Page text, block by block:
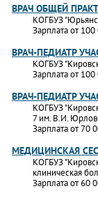
ВРАЧ ОБЩЕЙ
КОГБУЗ
Зарплата от
ВРАЧ-ПЕДИАТР
КОГБУЗ
Зарплата от
ВРАЧ-ПЕДИАТР
КОГБУЗ
7 им. В.И.
Зарплата от 70
МЕДИЦИНСКАЯ
КОГБУЗ
клиническая
Зарплата от 60